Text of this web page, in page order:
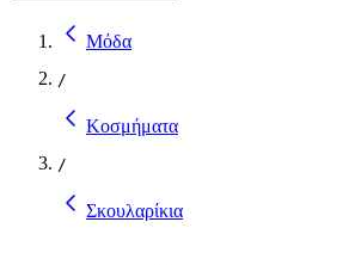
Μόδα
/
Κοσμήματα
/
Σκουλαρίκια